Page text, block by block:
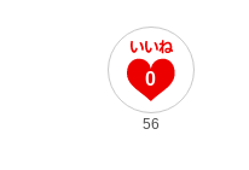
0
56